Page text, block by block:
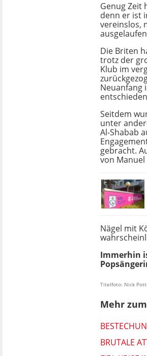
Genug Zeit
denn er ist
vereinslos,
Die Briten
trotz der
Klub im
Neuanfang
Seitdem
unter
Al-Shabab
gebracht.
von Manuel
Nägel mit
Immerhin
Titelfoto: Nick
Mehr
BRUTALE